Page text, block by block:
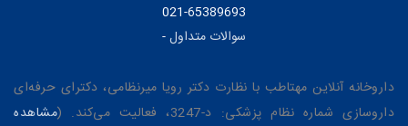
021-65389693
سوالات متداول-
داروخانه آنلاین مهتاطب با نظارت دکتر رویا میرنظامی، دکترای حرفه‌ای
داروسازی شماره نظام پزشکی: د-3247، فعالیت می‌کند. (
مشاهده